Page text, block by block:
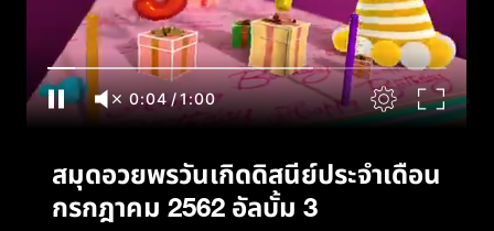
0:04/1:00
สมุดอวยพรวันเกิดดิสนีย์ประจำเดือน
กรกฎาคม 2562 อัลบั้ม 3